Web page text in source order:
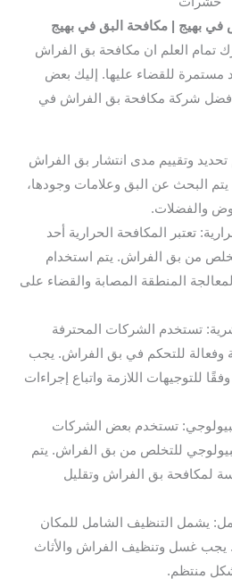
في بهيج
| مكافحة البق في بهيج
تمام العلم ان مكافحة بق الفراش
للقضاء عليها. إليك بعض
شركة مكافحة بق الفراش في
تحديد وتقييم مدى انتشار بق الفراش
البحث عن البق وعلامات وجودها،
والفضلات.
تعتبر المكافحة الحرارية أحد
من بق الفراش. يتم استخدام
المنطقة المصابة والقضاء على
تستخدم الشركات المحترفة
وفعالة للتحكم في بق الفراش. يجب
للتوجيهات اللازمة واتباع إجراءات
تستخدم بعض الشركات
للتخلص من بق الفراش. يتم
لمكافحة بق الفراش وتقليل
يشمل التنظيف الشامل للمكان
يجب غسل وتنظيف الفراش والأثاث
منتظم.